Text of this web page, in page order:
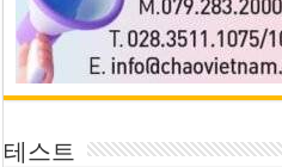
테스트